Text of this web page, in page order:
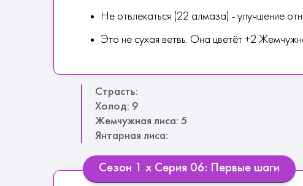
Не отвлекаться (22 алмаза) - улучшение
Это не сухая ветвь. Она цветёт +2
Страсть:
Холод: 9
Жемчужная лиса: 5
Янтарная лиса:
Сезон 1 х Серия 06: Первые шаги